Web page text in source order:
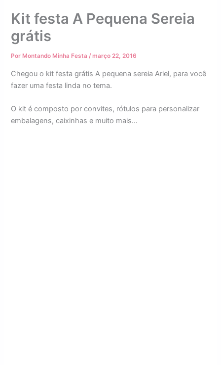
Kit festa A Pequena Sereia
grátis
Por Montando Minha Festa/março 22, 2016
Chegou o kit festa grátis A pequena sereia Ariel, para você
fazer uma festa linda no tema.
O kit é composto por convites, rótulos para personalizar
embalagens, caixinhas e muito mais…